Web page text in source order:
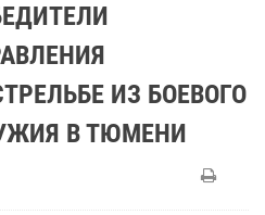
ИЗ БОЕВОГО
В ТЮМЕНИ